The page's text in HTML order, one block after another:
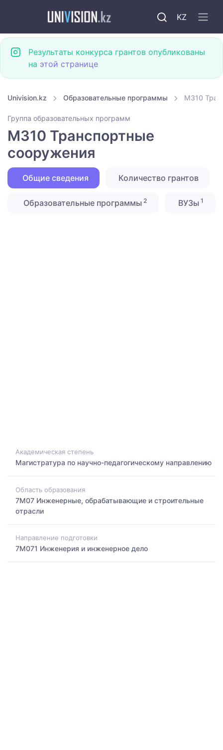
KZ
Результаты конкурса грантов опубликованы
на этой странице
Univision.kz Образовательные программы M310
Группа образовательных программ
M310 Транспортные
сооружения
Общие сведения Количество грантов
Образовательные программы2 ВУЗы 1
Академическая степень
Магистратура по научно-педагогическому направлению
Область образования
7M07 Инженерные, обрабатывающие и строительные
отрасли
Направление подготовки
7M071 Инженерия и инженерное дело